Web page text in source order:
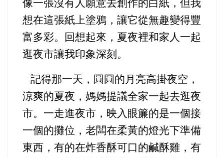
像一張沒有人願意去創作的白紙，但我
想在這張紙上塗鴉，讓它從無趣變得豐
富多彩。回想起來，夏夜裡和家人一起
逛夜市讓我印象深刻。
記得那一天，圓圓的月亮高掛夜空，
涼爽的夏夜，媽媽提議全家一起去逛夜
市。一走進夜市，映入眼簾的是一個接
一個的攤位，老闆在柔黃的燈光下準備
東西，有的在炸香酥可口的鹹酥雞，有